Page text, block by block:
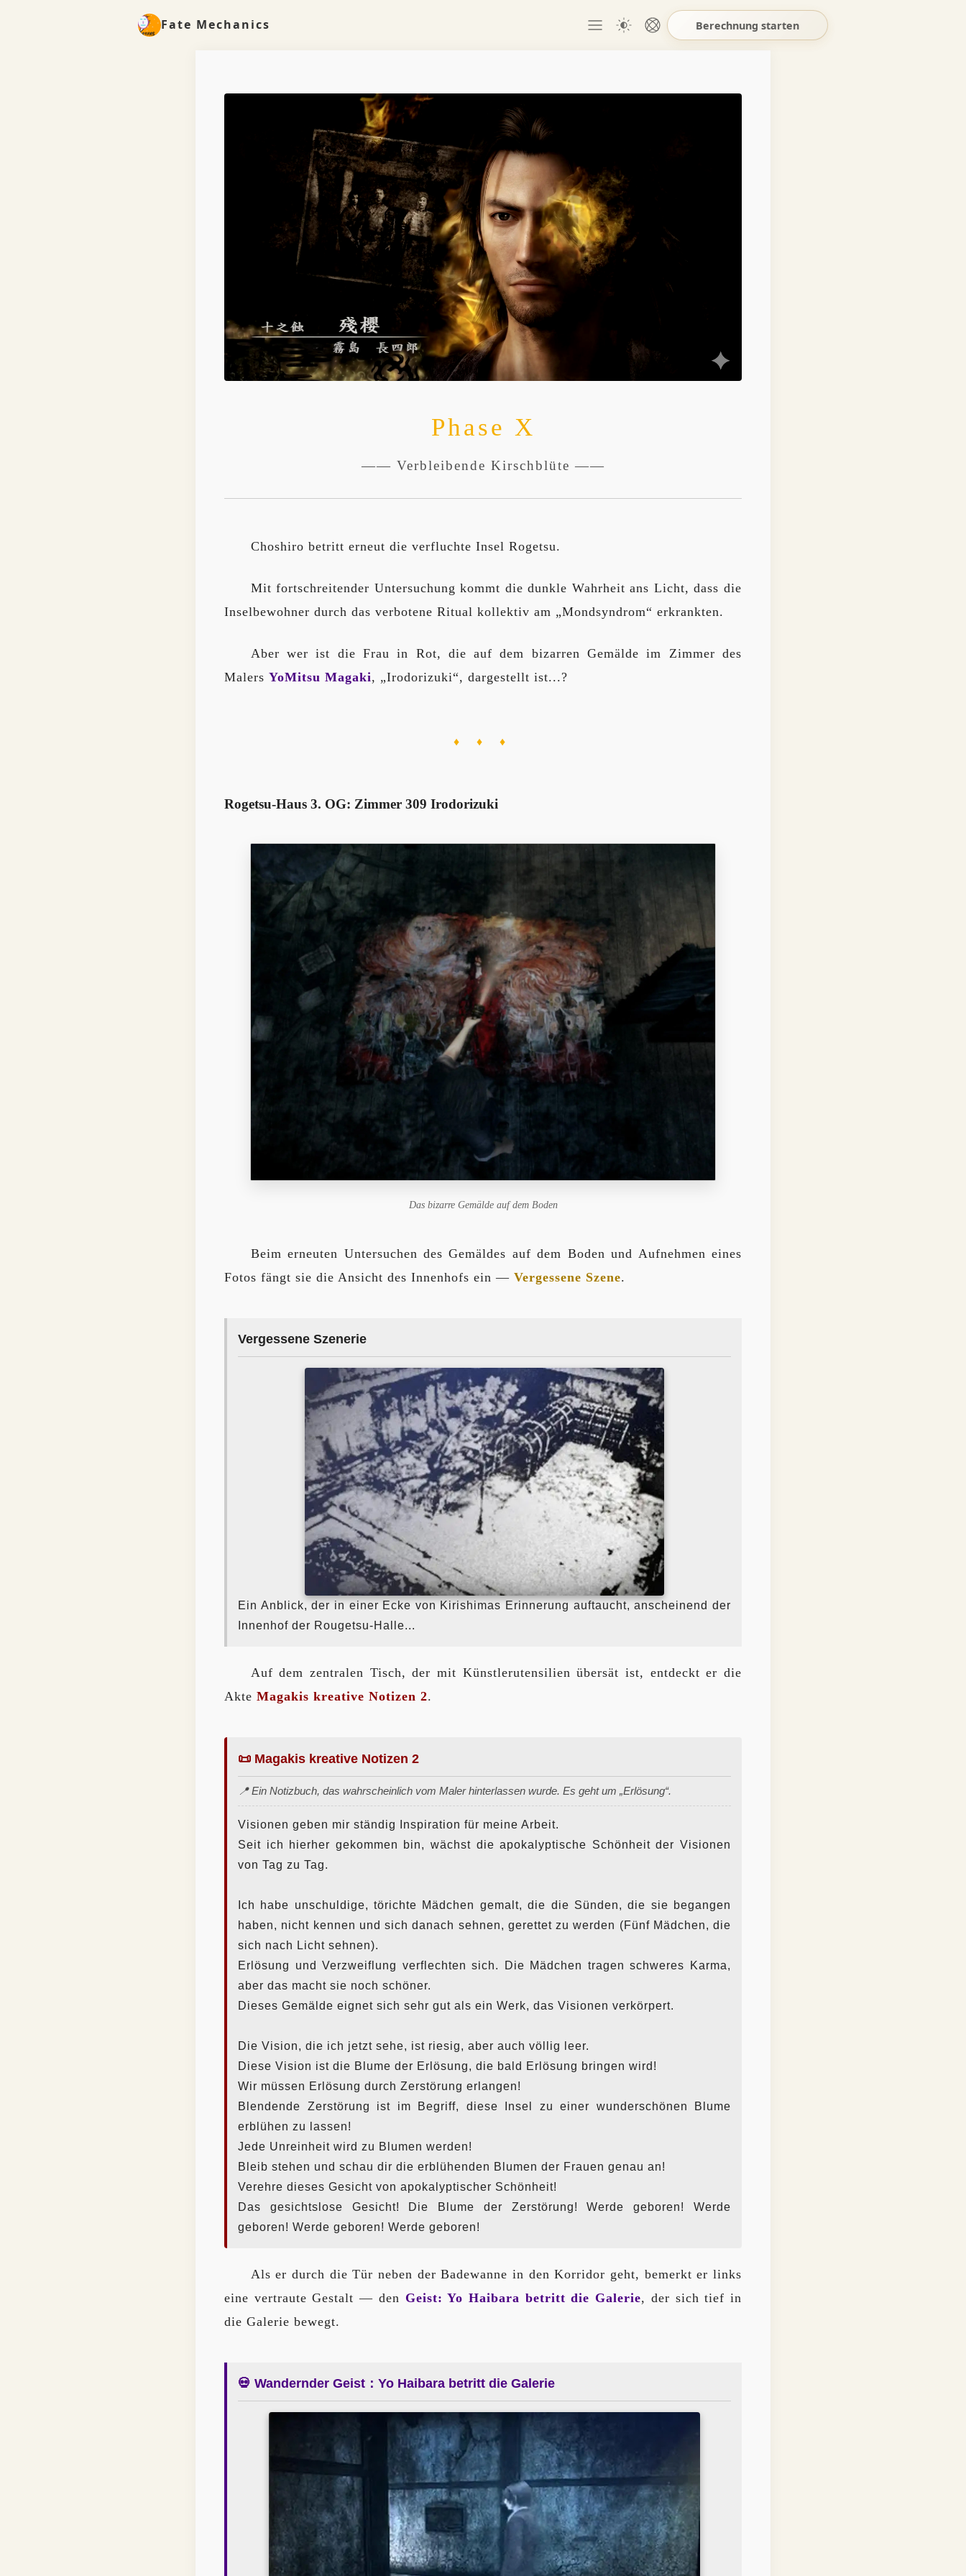
Fate Mechanics Berechnung starten
Phase X
—— Verbleibende Kirschblüte ——
Choshiro betritt erneut die verfluchte Insel Rogetsu.
Mit fortschreitender Untersuchung kommt die dunkle Wahrheit ans Licht, dass die
Inselbewohner durch das verbotene Ritual kollektiv am „Mondsyndrom“ erkrankten.
Aber wer ist die Frau in Rot, die auf dem bizarren Gemälde im Zimmer des
Malers YoMitsu Magaki, „Irodorizuki“, dargestellt ist...?
♦ ♦ ♦
Rogetsu-Haus 3. OG: Zimmer 309 Irodorizuki
Das bizarre Gemälde auf dem Boden
Beim erneuten Untersuchen des Gemäldes auf dem Boden und Aufnehmen eines
Fotos fängt sie die Ansicht des Innenhofs ein — Vergessene Szene.
Vergessene Szenerie
Ein Anblick, der in einer Ecke von Kirishimas Erinnerung auftaucht, anscheinend der
Innenhof der Rougetsu-Halle...
Auf dem zentralen Tisch, der mit Künstlerutensilien übersät ist, entdeckt er die
Akte Magakis kreative Notizen 2.
📜 Magakis kreative Notizen 2
📍 Ein Notizbuch, das wahrscheinlich vom Maler hinterlassen wurde. Es geht um „Erlösung“.
Visionen geben mir ständig Inspiration für meine Arbeit.
Seit ich hierher gekommen bin, wächst die apokalyptische Schönheit der Visionen
von Tag zu Tag.
Ich habe unschuldige, törichte Mädchen gemalt, die die Sünden, die sie begangen
haben, nicht kennen und sich danach sehnen, gerettet zu werden (Fünf Mädchen, die
sich nach Licht sehnen).
Erlösung und Verzweiflung verflechten sich. Die Mädchen tragen schweres Karma,
aber das macht sie noch schöner.
Dieses Gemälde eignet sich sehr gut als ein Werk, das Visionen verkörpert.
Die Vision, die ich jetzt sehe, ist riesig, aber auch völlig leer.
Diese Vision ist die Blume der Erlösung, die bald Erlösung bringen wird!
Wir müssen Erlösung durch Zerstörung erlangen!
Blendende Zerstörung ist im Begriff, diese Insel zu einer wunderschönen Blume
erblühen zu lassen!
Jede Unreinheit wird zu Blumen werden!
Bleib stehen und schau dir die erblühenden Blumen der Frauen genau an!
Verehre dieses Gesicht von apokalyptischer Schönheit!
Das gesichtslose Gesicht! Die Blume der Zerstörung! Werde geboren! Werde
geboren! Werde geboren! Werde geboren!
Als er durch die Tür neben der Badewanne in den Korridor geht, bemerkt er links
eine vertraute Gestalt — den Geist: Yo Haibara betritt die Galerie, der sich tief in
die Galerie bewegt.
💀 Wandernder Geist：Yo Haibara betritt die Galerie